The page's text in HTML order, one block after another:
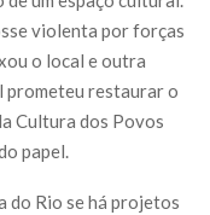
violenta por forças
o local e outra
prometeu restaurar o
Cultura dos Povos
papel.
Rio se há projetos